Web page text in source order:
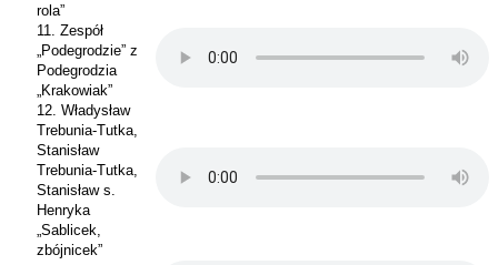
rola”
11. Zespół
„Podegrodzie” z
Podegrodzia
„Krakowiak”
12. Władysław
Trebunia-Tutka,
Stanisław
Trebunia-Tutka,
Stanisław s.
Henryka
„Sablicek,
zbójnicek”